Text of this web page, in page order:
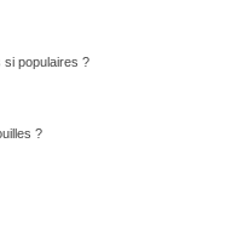
si populaires ?
?